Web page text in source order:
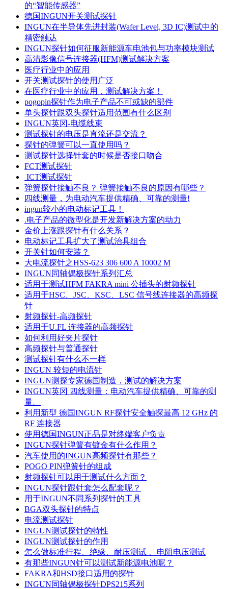
的“智能传感器”
德国INGUN开关测试探针
INGUN在半导体先进封装(Wafer Level, 3D IC)测试中的
精密触达
INGUN探针如何征服新能源车电池包与功率模块测试
高清影像信号连接器(HFM)测试解决方案
医疗行业中的应用
开关测试探针的使用广泛
在医疗行业中的应用，测试解决方案！
pogopin探针作为电子产品不可或缺的部件
单头探针跟双头探针适用范围有什么区别
​INGUN英冈-电缆线束
测试探针的电压是直流还是交流？
探针的弹簧可以一直使用吗？
测试探针选择针套的时候是否接口吻合
FCT测试探针
ICT测试探针
弹簧探针接触不良？ 弹簧接触不良的原因有哪些？
四线测量，为电动汽车提供精确、可靠的测量!
ingun较小的电动标记工具！
.电子产品的微型化是开发新解决方案的动力
金价上涨跟探针有什么关系？
电动标记工具扩大了测试治具组合
开关针如何安装？
大电流探针之HSS-623 306 600 A 10002 M
INGUN同轴偶极探针系列汇总
适用于测试HFM FAKRA mini 公插头的射频探针
适用于HSC、JSC、KSC、LSC 信号线连接器的高频探
针
射频探针-高频探针
适用于U.FL 连接器的高频探针
如何利用好夹片探针
高频探针与普通探针
测试探针有什么不一样
INGUN 较短的电流针
INGUN测探专家德国制造，测试的解决方案
INGUN英冈 四线测量：电动汽车提供精确、可靠的测
量。
利用新型 德国INGUN RF探针安全触探最高 12 GHz 的
RF 连接器
使用德国INGUN正品是对终端客户负责
INGUN探针弹簧有镀金有什么作用？
汽车使用的INGUN高频探针有那些？
POGO PIN弹簧针的组成
射频探针可以用于测试什么方面？
INGUN探针跟针套怎么配套呢？
用于INGUN不同系列探针的工具
BGA双头探针的特点
电流测试探针
INGUN测试探针的特性
INGUN测试探针的作用
怎么做标准行程、绝缘、耐压测试 、电阻电压测试
有那些INGUN针可以测试新能源电池呢？
FAKRA和HSD接口适用的探针
INGUN同轴偶极探针DPS215系列